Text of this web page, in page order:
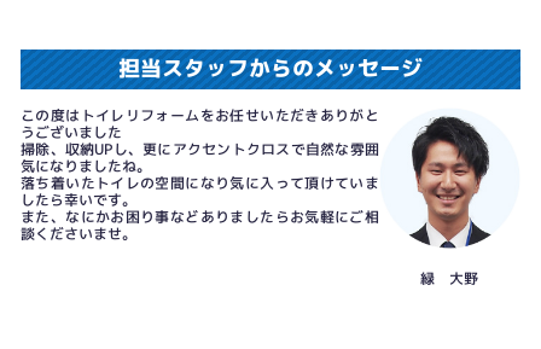
担当スタッフからのメッセージ
この度はトイレリフォームをお任せいただきありがと
うございました
掃除、収納UPし、更にアクセントクロスで自然な雰囲
気になりましたね。
落ち着いたトイレの空間になり気に入って頂けていま
したら幸いです。
また、なにかお困り事などありましたらお気軽にご相
談くださいませ。
緑 大野